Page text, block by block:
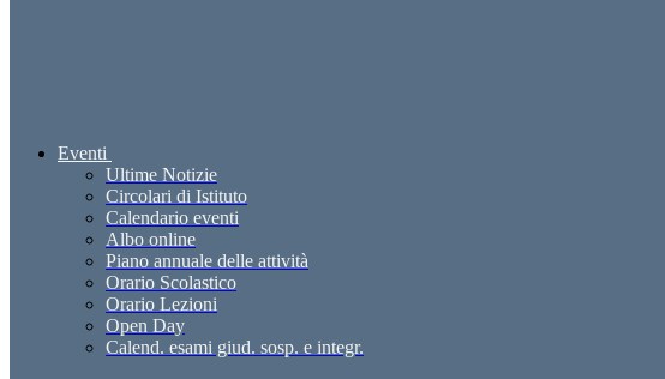
Eventi
Ultime Notizie
Circolari di Istituto
Calendario eventi
Albo online
Piano annuale delle attività
Orario Scolastico
Orario Lezioni
Open Day
Calend. esami giud. sosp. e integr.